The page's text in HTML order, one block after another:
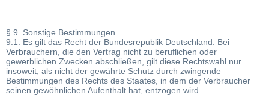
§ 9. Sonstige Bestimmungen
9.1. Es gilt das Recht der Bundesrepublik Deutschland. Bei
Verbrauchern, die den Vertrag nicht zu beruflichen oder
gewerblichen Zwecken abschließen, gilt diese Rechtswahl nur
insoweit, als nicht der gewährte Schutz durch zwingende
Bestimmungen des Rechts des Staates, in dem der Verbraucher
seinen gewöhnlichen Aufenthalt hat, entzogen wird.